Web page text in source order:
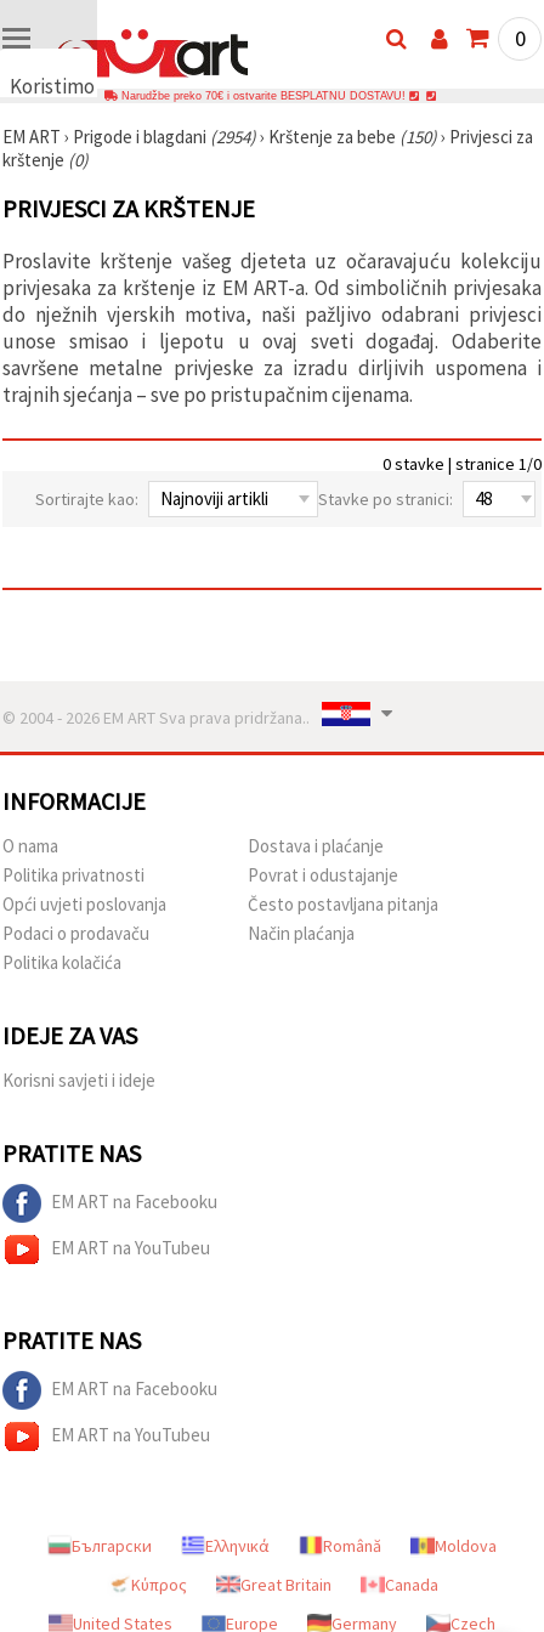
Koristimo
🍪
Koristimo
slične
tehnologije
osigurali
ispravno
funkcioniranje
web-
stranice,
poboljšali
vaše
korisničko
uz vašu
promet te
uključujući
Možete
korištenje
kolačića
klikom na
"Prihvati
sve!" Ili
naznačiti
svoje
preferencije
u
Postavkama
odabirom
kolačića i
klikom na
"Spremi".
Prihvati
Postavke
0
Narudžbe preko 70€ i ostvarite BESPLATNU DOSTAVU!
EM ART › Prigode i blagdani (2954)› Krštenje za bebe (150)› Privjesci za
krštenje (0)
PRIVJESCI ZA KRŠTENJE
Proslavite krštenje vašeg djeteta uz očaravajuću kolekciju
privjesaka za krštenje iz EM ART-a. Od simboličnih privjesaka
do nježnih vjerskih motiva, naši pažljivo odabrani privjesci
unose smisao i ljepotu u ovaj sveti događaj. Odaberite
savršene metalne privjeske za izradu dirljivih uspomena i
trajnih sjećanja – sve po pristupačnim cijenama.
0 stavke | stranice 1/0
Sortirajte kao:
Stavke po stranici:
© 2004 - 2026 EM ART Sva prava pridržana..
INFORMACIJE
O nama
Politika privatnosti
Opći uvjeti poslovanja
Podaci o prodavaču
Politika kolačića
Dostava i plaćanje
Povrat i odustajanje
Često postavljana pitanja
Način plaćanja
IDEJE ZA VAS
Korisni savjeti i ideje
PRATITE NAS
EM ART na Facebooku
EM ART na YouTubeu
PRATITE NAS
EM ART na Facebooku
EM ART na YouTubeu
Български Ελληνικά Română
Moldova
Κύπρος
Great Britain
Canada
United States
Europe Germany Czech